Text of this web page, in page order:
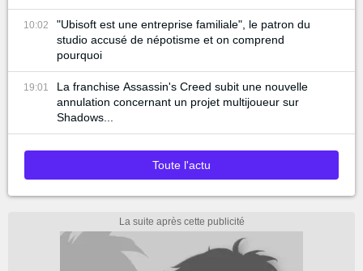
10:02
"Ubisoft est une entreprise familiale", le patron du
studio accusé de népotisme et on comprend
pourquoi
19:01
La franchise Assassin's Creed subit une nouvelle
annulation concernant un projet multijoueur sur
Shadows...
Toute l'actu